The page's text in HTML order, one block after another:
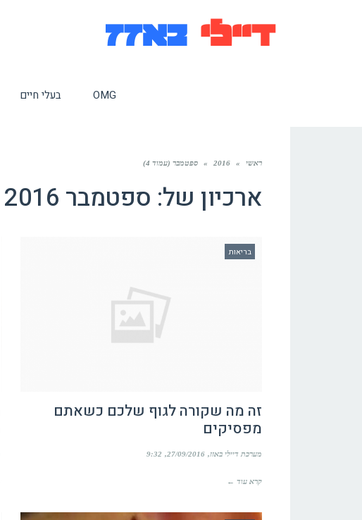
OMG בעלי חיים
ראשי »
2016
» ספטמבר (עמוד 4)
ארכיון של: ספטמבר 2016
בריאות
זה מה שקורה לגוף שלכם כשאתם
מפסיקים
מערכת דיילי באזז 27/09/2016
9:32
קרא עוד ←